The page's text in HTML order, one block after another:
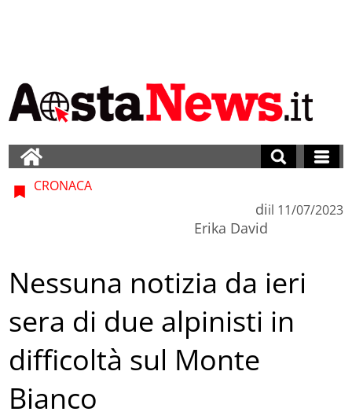
CRONACA
di
Erika David
il 11/07/2023
Nessuna notizia da ieri
sera di due alpinisti in
difficoltà sul Monte
Bianco